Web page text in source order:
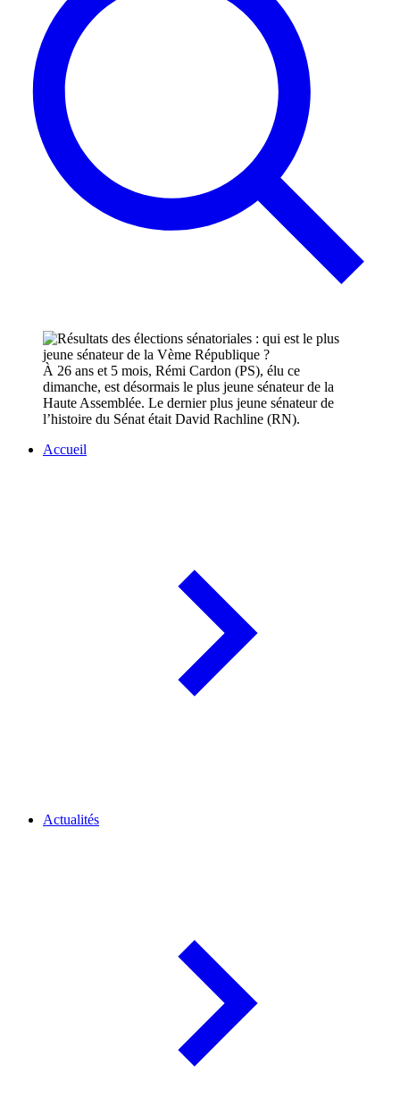
À 26 ans et 5 mois, Rémi Cardon (PS), élu ce
dimanche, est désormais le plus jeune sénateur de la
Haute Assemblée. Le dernier plus jeune sénateur de
l’histoire du Sénat était David Rachline (RN).
Accueil
Actualités